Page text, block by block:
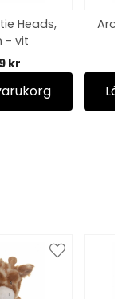
Heads,
- vit
kr